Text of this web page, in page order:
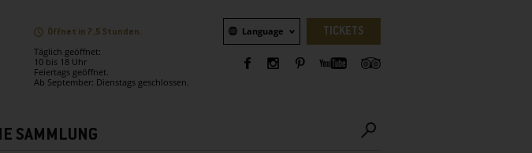
Öffnet in 7,5 Stunden.
Täglich geöffnet:
10 bis 18 Uhr
Feiertags geöffnet.
Ab September: Dienstags geschlossen.
Sprachauswahl
Language TICKETS
SAMMLUNG